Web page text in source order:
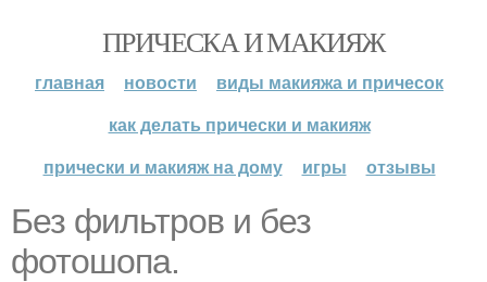
ПРИЧЕСКА И МАКИЯЖ
главная новости
виды макияжа и причесок
как делать прически и макияж
прически и макияж на дому
игры отзывы
Без фильтров и без
фотошопа.